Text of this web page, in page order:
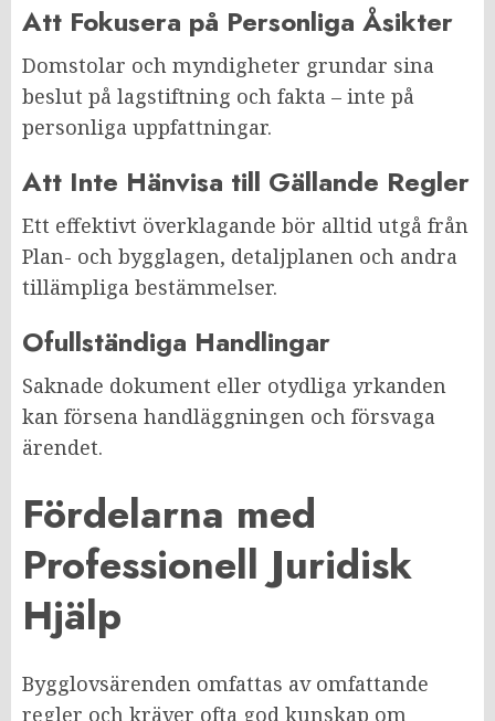
Att Fokusera på Personliga Åsikter
Domstolar och myndigheter grundar sina
beslut på lagstiftning och fakta – inte på
personliga uppfattningar.
Att Inte Hänvisa till Gällande Regler
Ett effektivt överklagande bör alltid utgå från
Plan- och bygglagen, detaljplanen och andra
tillämpliga bestämmelser.
Ofullständiga Handlingar
Saknade dokument eller otydliga yrkanden
kan försena handläggningen och försvaga
ärendet.
Fördelarna med
Professionell Juridisk
Hjälp
Bygglovsärenden omfattas av omfattande
regler och kräver ofta god kunskap om